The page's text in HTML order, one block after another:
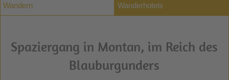
Wandern Wanderhotels
Spaziergang in Montan, im Reich des
Blauburgunders